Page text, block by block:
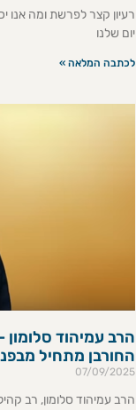
רעיון קצר לפרשת ומה אנו
יום שלנו
לכתבה המלאה »
הרב עמיהוד
החורבן מתחיל
07/09/2025
הרב עמיהוד סלומון, רב